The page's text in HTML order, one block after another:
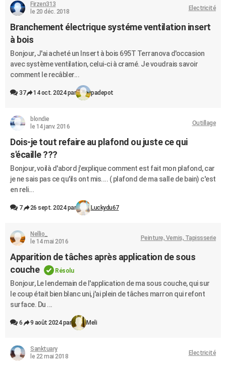
Firzen313
le 20 déc. 2018
Electricité
Branchement électrique systéme ventilation insert
à bois
Bonjour, J'ai acheté un Insert à bois 695T Terranova d'occasion
avec système ventilation, celui-ci à cramé. Je voudrais savoir
comment le recâbler...
37 14 oct. 2024 par padepot
blondie
le 14 janv. 2016
Outillage
Dois-je tout refaire au plafond ou juste ce qui
s'écaille ???
Bonjour, voilà d'abord j'explique comment est fait mon plafond, car
je ne sais pas ce qu'ils ont mis.... ( plafond de ma salle de bain) c'est
en reli...
7 26 sept. 2024 par Luckydu67
Nellio_
le 14 mai 2016
Peinture, Vernis, Tapissserie
Apparition de tâches après application de sous
couche
Résolu
Bonjour, Le lendemain de l'application de ma sous couche, qui sur
le coup était bien blanc uni, j'ai plein de tâches marron qui refont
surface. Du ...
6 9 août 2024 par Meli
Sanktuary
le 22 mai 2018
Electricité